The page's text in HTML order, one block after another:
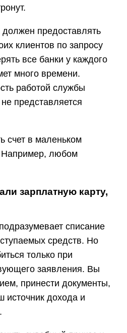
предоставлять
клиентов по запросу
все банки у каждого
много времени.
работой службы
представляется
счет в маленьком
Например, любом
зарплатную карту,
списание
средств. Но
только при
заявления. Вы
принести документы,
дохода и